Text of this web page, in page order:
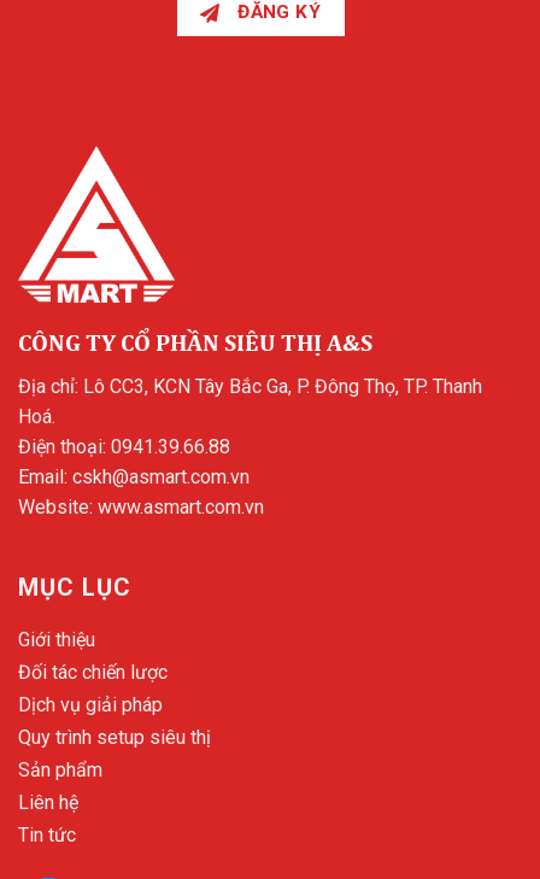
ĐĂNG KÝ
CÔNG TY CỔ PHẦN SIÊU THỊ A&S
Địa chỉ: Lô CC3, KCN Tây Bắc Ga, P. Đông Thọ, TP. Thanh
Hoá.
Điện thoại: 0941.39.66.88
Email: cskh@asmart.com.vn
Website: www.asmart.com.vn
MỤC LỤC
Giới thiệu
Đối tác chiến lược
Dịch vụ giải pháp
Quy trình setup siêu thị
Sản phẩm
Liên hệ
Tin tức